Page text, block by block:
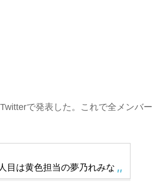
で発表した。これで全メンバー
目は黄色担当の夢乃れみな